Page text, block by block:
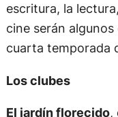
escritura, la
cine serán
cuarta temporada
Los clubes
El jardín florecido,